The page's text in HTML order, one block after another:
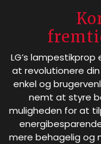
LG’s
at revolutionere
enkel og
nemt at styre
muligheden for at
mere behagelig og